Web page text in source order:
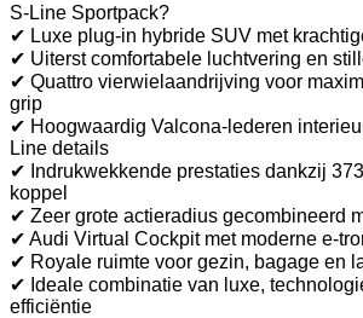
S-Line Sportpack?
✔ Luxe plug-in hybride SUV met
✔ Uiterst comfortabele luchtvering en
✔ Quattro vierwielaandrijving voor
grip
✔ Hoogwaardig Valcona-lederen
Line details
✔ Indrukwekkende prestaties dankzij
koppel
✔ Zeer grote actieradius gecombineerd
✔ Audi Virtual Cockpit met moderne e-
✔ Royale ruimte voor gezin, bagage en
✔ Ideale combinatie van luxe,
efficiëntie